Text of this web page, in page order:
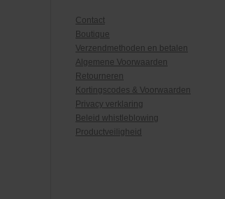
Contact
Boutique
Verzendmethoden en betalen
Algemene Voorwaarden
Retourneren
Kortingscodes & Voorwaarden
Privacy verklaring
Beleid whistleblowing
Productveiligheid